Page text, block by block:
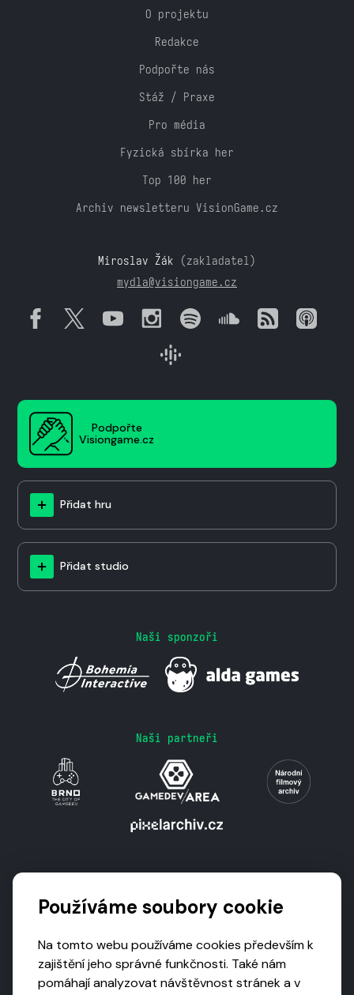
O projektu
Redakce
Podpořte nás
Stáž / Praxe
Pro média
Fyzická sbírka her
Top 100 her
Archiv newsletteru VisionGame.cz
Miroslav Žák (zakladatel)
mydla@visiongame.cz
Podpořte
Visiongame.cz
Přidat hru
Přidat studio
Naši sponzoři
Naši partneři
Používáme soubory cookie
Na tomto webu používáme cookies především k
zajištění jeho správné funkčnosti. Také nám
pomáhají analyzovat návštěvnost stránek a v